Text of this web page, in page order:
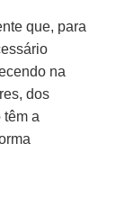
que, para
na
dos
têm a